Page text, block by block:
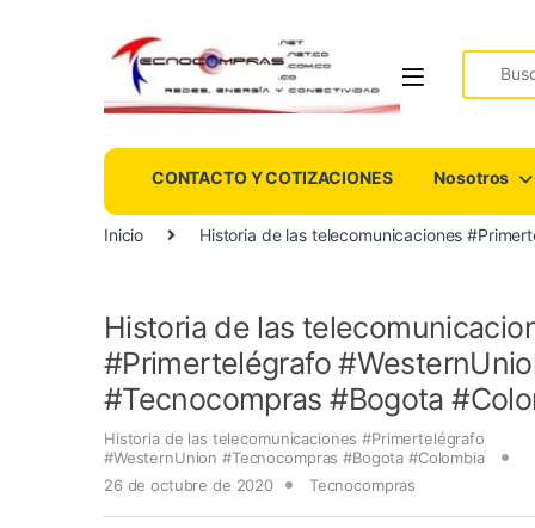
Search
CONTACTO Y COTIZACIONES Nosotros
Inicio Historia de las telecomunicaciones
Historia de las
#Primertelégrafo
#Tecnocompras #Bogota
Historia de las telecomunicaciones #Primertelégrafo
#WesternUnion #Tecnocompras #Bogota #Colombia
26 de octubre de 2020
Tecnocompras